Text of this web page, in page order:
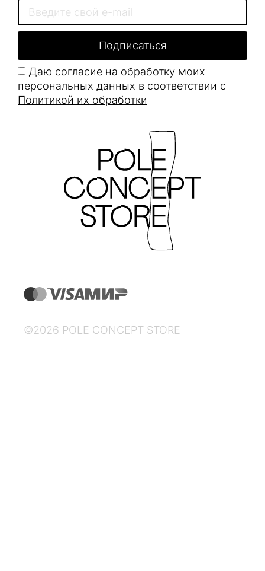
Даю согласие на обработку моих
персональных данных в соответствии с
Политикой их обработки
Подписаться
©2026 POLE CONCEPT STORE